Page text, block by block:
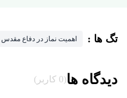
تگ ها : اهمیت نماز در دفاع مقدس
دیدگاه ها(0 کاربر)